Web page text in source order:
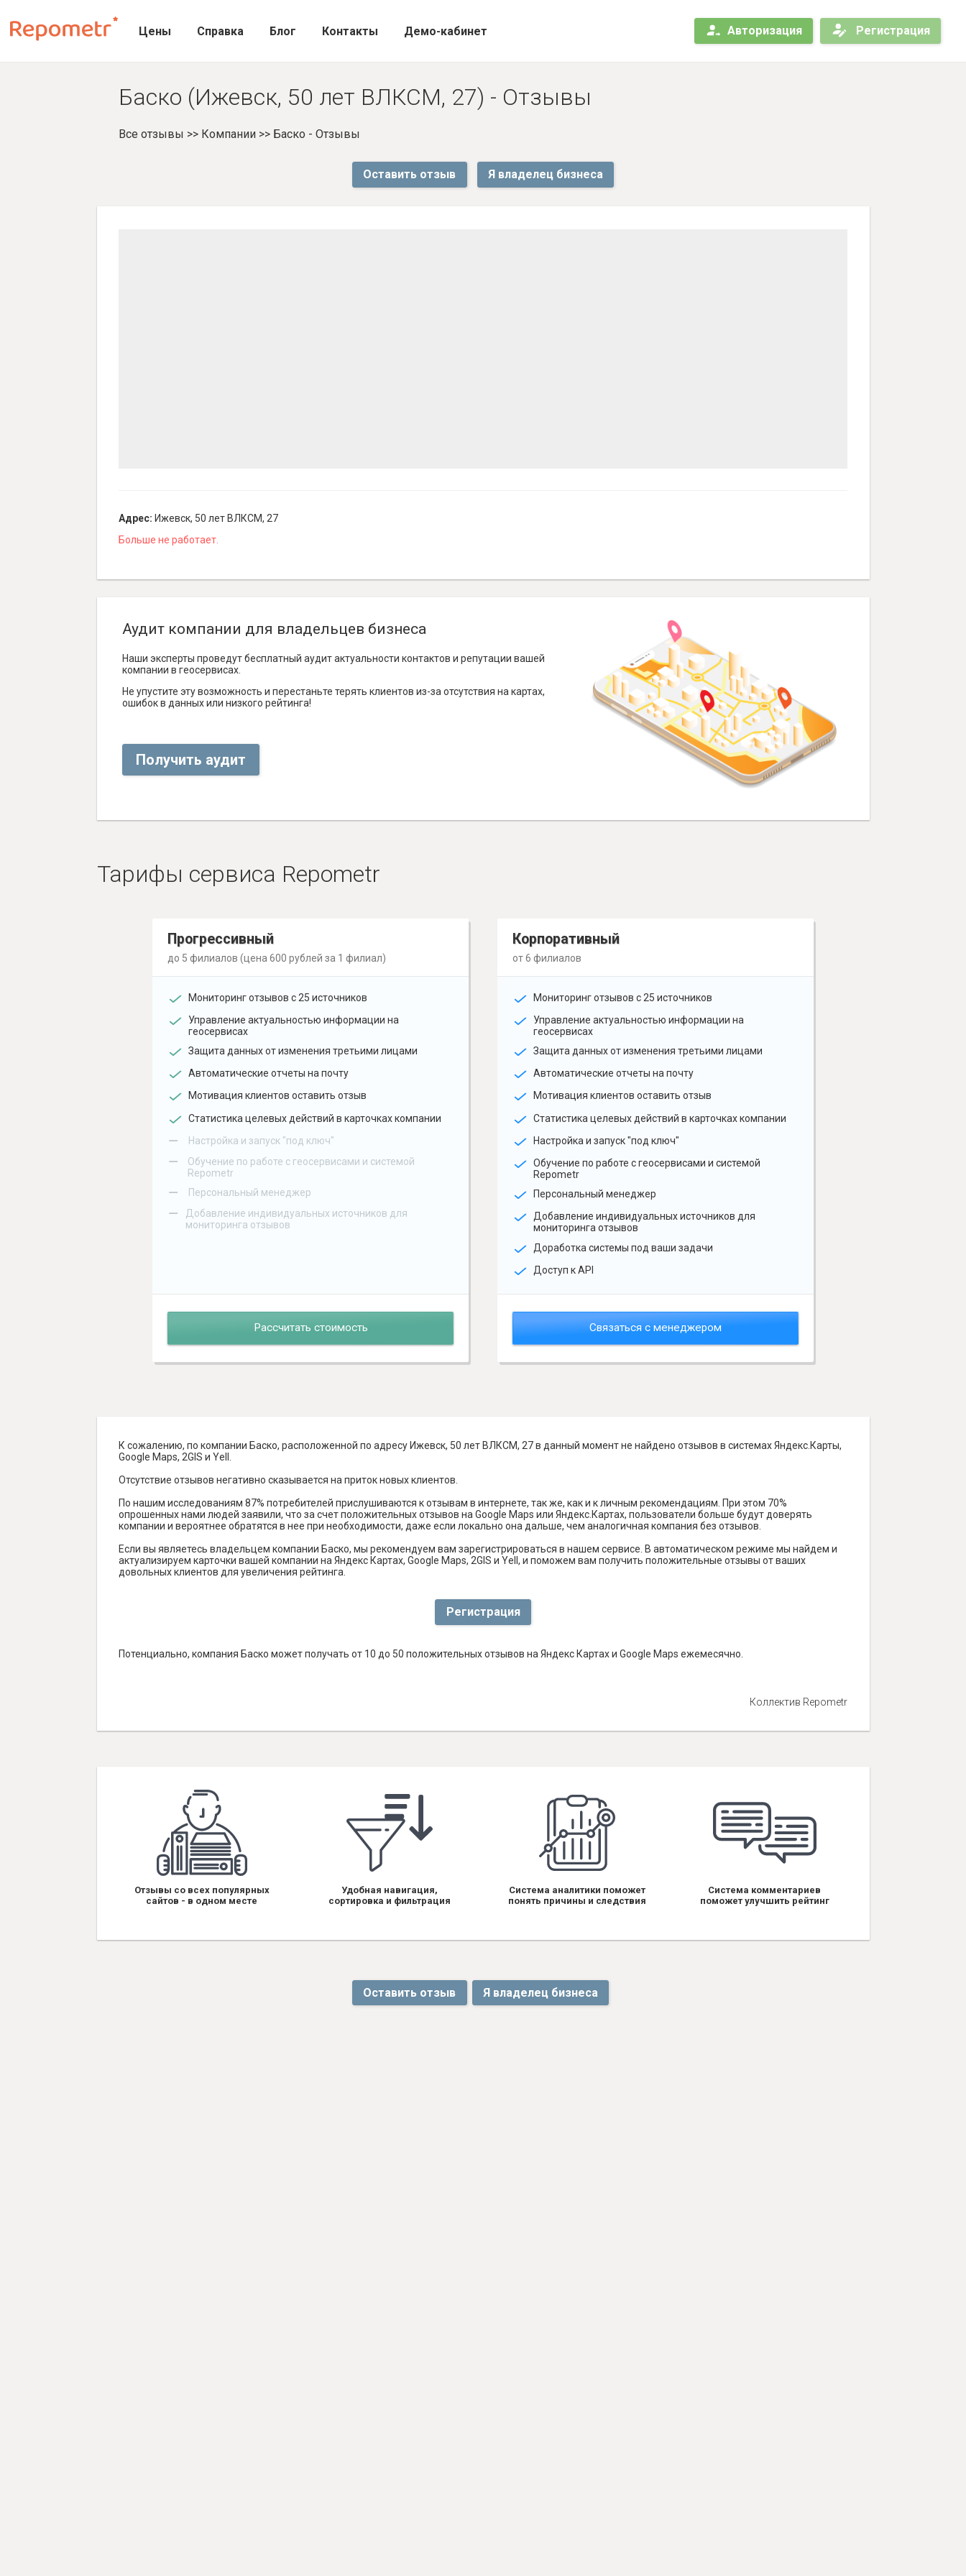
Цены Справка Блог Контакты Демо-кабинет Авторизация Регистрация
Баско (Ижевск, 50 лет ВЛКСМ, 27) - Отзывы
Все отзывы >> Компании>> Баско - Отзывы
Оставить отзыв Я владелец бизнеса
Адрес: Ижевск, 50 лет ВЛКСМ, 27
Больше не работает.
Аудит компании для владельцев бизнеса
Наши эксперты проведут бесплатный аудит актуальности контактов и репутации вашей
компании в геосервисах.
Не упустите эту возможность и перестаньте терять клиентов из-за отсутствия на картах,
ошибок в данных или низкого рейтинга!
Получить аудит
Тарифы сервиса Repometr
Прогрессивный
до 5 филиалов (цена 600 рублей за 1 филиал)
Мониторинг отзывов с 25 источников
Управление актуальностью информации на
геосервисах
Защита данных от изменения третьими лицами
Автоматические отчеты на почту
Мотивация клиентов оставить отзыв
Статистика целевых действий в карточках компании
– Настройка и запуск "под ключ"
–
Обучение по работе с геосервисами и системой
Repometr
– Персональный менеджер
–
Добавление индивидуальных источников для
мониторинга отзывов
Рассчитать стоимость
Корпоративный
от 6 филиалов
Мониторинг отзывов с 25 источников
Управление актуальностью информации на
геосервисах
Защита данных от изменения третьими лицами
Автоматические отчеты на почту
Мотивация клиентов оставить отзыв
Статистика целевых действий в карточках компании
Настройка и запуск "под ключ"
Обучение по работе с геосервисами и системой
Repometr
Персональный менеджер
Добавление индивидуальных источников для
мониторинга отзывов
Доработка системы под ваши задачи
Доступ к API
Связаться с менеджером
К сожалению, по компании Баско, расположенной по адресу Ижевск, 50 лет ВЛКСМ, 27 в данный момент не найдено отзывов в системах Яндекс.Карты,
Google Maps, 2GIS и Yell.
Отсутствие отзывов негативно сказывается на приток новых клиентов.
По нашим исследованиям 87% потребителей прислушиваются к отзывам в интернете, так же, как и к личным рекомендациям. При этом 70%
опрошенных нами людей заявили, что за счет положительных отзывов на Google Maps или Яндекс.Картах, пользователи больше будут доверять
компании и вероятнее обратятся в нее при необходимости, даже если локально она дальше, чем аналогичная компания без отзывов.
Если вы являетесь владельцем компании Баско, мы рекомендуем вам зарегистрироваться в нашем сервисе. В автоматическом режиме мы найдем и
актуализируем карточки вашей компании на Яндекс Картах, Google Maps, 2GIS и Yell, и поможем вам получить положительные отзывы от ваших
довольных клиентов для увеличения рейтинга.
Регистрация
Потенциально, компания Баско может получать от 10 до 50 положительных отзывов на Яндекс Картах и Google Maps ежемесячно.
Коллектив Repometr
Отзывы со всех популярных
сайтов - в одном месте
Удобная навигация,
сортировка и фильтрация
Система аналитики поможет
понять причины и следствия
Система комментариев
поможет улучшить рейтинг
Оставить отзыв Я владелец бизнеса